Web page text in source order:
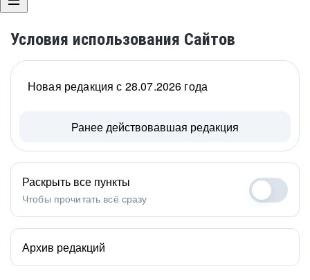
Условия использования Сайтов
Новая редакция с 28.07.2026 года
Ранее действовавшая редакция
Раскрыть все пункты
Чтобы прочитать всё сразу
Архив редакций